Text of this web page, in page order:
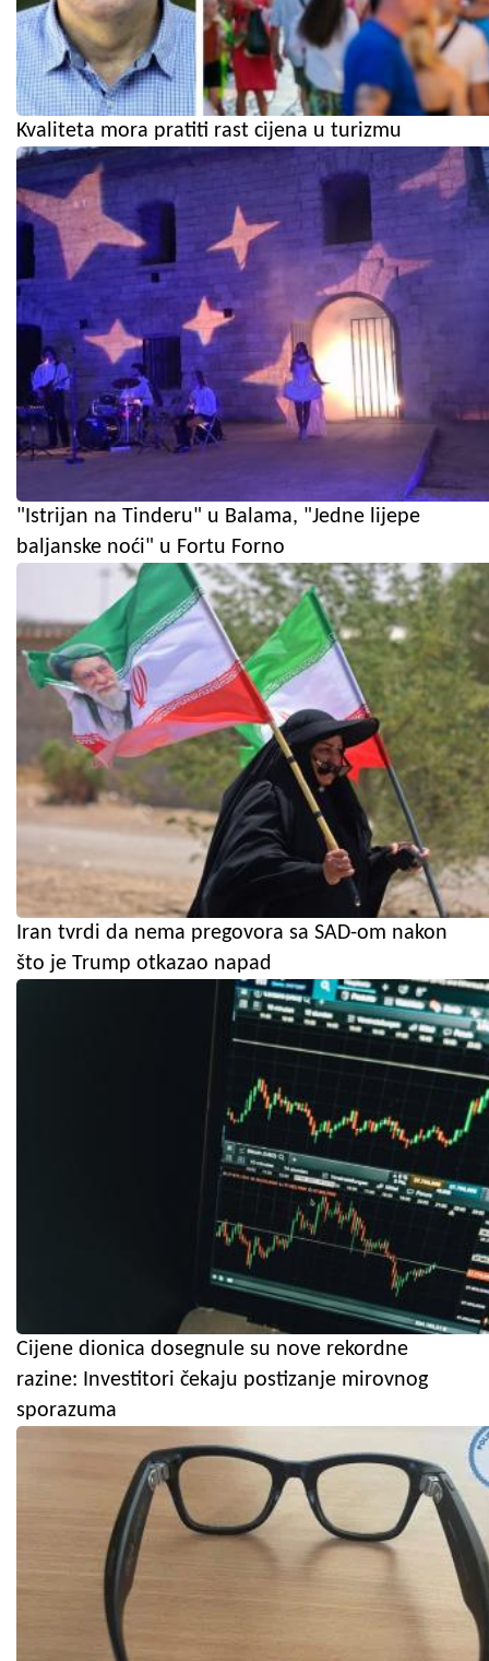
Kvaliteta mora pratiti rast cijena u turizmu
"Istrijan na Tinderu" u Balama, "Jedne lijepe
baljanske noći" u Fortu Forno
Iran tvrdi da nema pregovora sa SAD-om nakon
što je Trump otkazao napad
Cijene dionica dosegnule su nove rekordne
razine: Investitori čekaju postizanje mirovnog
sporazuma